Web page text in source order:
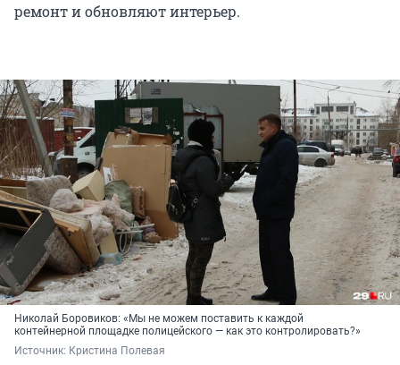
ремонт и обновляют интерьер.
Николай Боровиков: «Мы не можем поставить к каждой
контейнерной площадке полицейского — как это контролировать?»
Источник: Кристина Полевая